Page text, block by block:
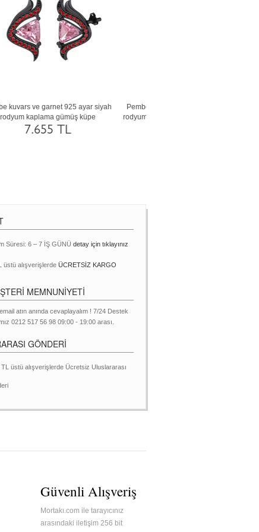
Siyah zirkon ve dumanlı kuvars 14 ayar
beyaz altın küpe
237.010 TL
Süresi: 6 – 7 İŞ GÜNÜ detay için tıklayınız
üstü alışverişlerde ÜCRETSİZ KARGO
MEMNUNİYETİ
atın anında cevaplayalım ! 7/24 Destek
0212 517 56 98 09:00 - 19:00 arası.
GÖNDERİ
TL üstü alışverişlerde Ücretsiz Uluslararası
Güvenli Alışveriş
Mortakı.com ile tarayıcınız
arasındaki iletişim 256 bit